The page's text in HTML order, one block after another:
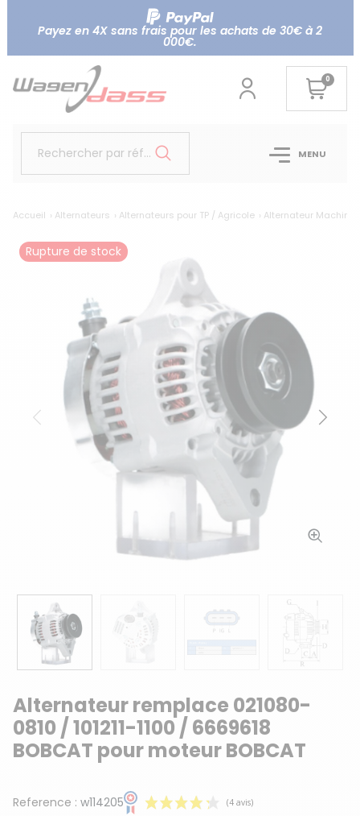
Payez en 4X sans frais pour les achats de 30€ à 2
000€.
0
Rechercher par référence... MENU
Accueil Alternateurs Alternateurs pour TP / Agricole Alternateur Machine
Rupture de stock
Précédent
Alternateur remplace 021080-
0810 / 101211-1100 / 6669618
BOBCAT pour moteur BOBCAT
Reference : w114205